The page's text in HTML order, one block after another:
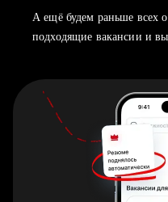
А ещё будем раньше всех
подходящие вакансии и